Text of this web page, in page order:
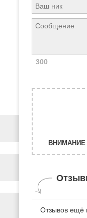
300
ВНИМАНИЕ
Отзывов ещё